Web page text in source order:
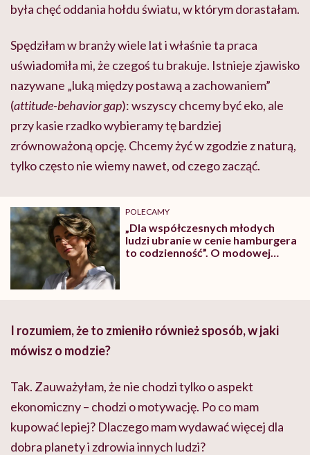
była chęć oddania hołdu światu, w którym dorastałam.
Spędziłam w branży wiele lat i właśnie ta praca
uświadomiła mi, że czegoś tu brakuje. Istnieje zjawisko
nazywane „luką między postawą a zachowaniem”
(attitude-behavior gap): wszyscy chcemy być eko, ale
przy kasie rzadko wybieramy tę bardziej
zrównoważoną opcję. Chcemy żyć w zgodzie z naturą,
tylko często nie wiemy nawet, od czego zacząć.
POLECAMY
„Dla współczesnych młodych
ludzi ubranie w cenie hamburgera
to codzienność”. O modowej
I rozumiem, że to zmieniło również sposób, w jaki
mówisz o modzie?
Tak. Zauważyłam, że nie chodzi tylko o aspekt
ekonomiczny – chodzi o motywację. Po co mam
kupować lepiej? Dlaczego mam wydawać więcej dla
dobra planety i zdrowia innych ludzi?